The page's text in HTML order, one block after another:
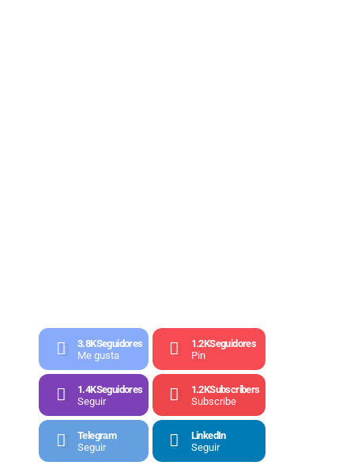
3.8KSeguidores
Me gusta
1.2KSeguidores
Pin
1.4KSeguidores
Seguir
1.2KSubscribers
Subscribe
Telegram
Seguir
LinkedIn
Seguir